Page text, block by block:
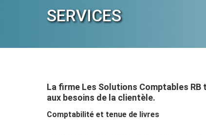
SERVICES
La firme Les Solutions Comptables
aux besoins de la clientèle.
Comptabilité et tenue de livres